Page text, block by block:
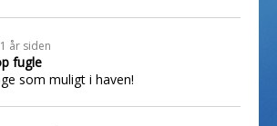
år siden
fugle
som muligt i haven!